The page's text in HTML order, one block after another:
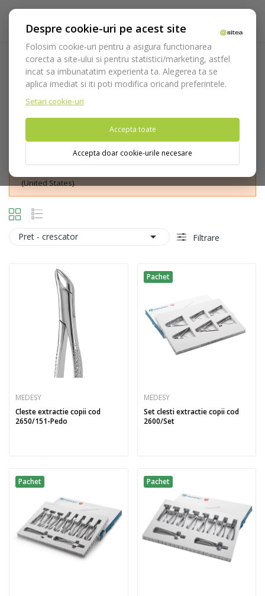
Despre cookie-uri pe acest site
Folosim cookie-uri pentru a asigura functionarea
corecta a site-ului si pentru statistici/marketing, astfel
incat sa imbunatatim experienta ta. Alegerea ta se
aplica imediat si iti poti modifica oricand preferintele.
Setari cookie-uri
Accepta toate
Accepta doar cookie-urile necesare
Canini
Acasa Instrumentar
Chirurgie si implantologie
Instrumentar extractie
(United States).
Pret - crescator  Filtrare
MEDESY
Cleste extractie copii cod
2650/151-Pedo
Pachet
MEDESY
Set clesti extractie copii cod
2600/Set
Pachet Pachet